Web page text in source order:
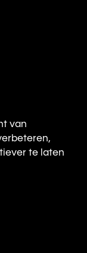
van
te laten